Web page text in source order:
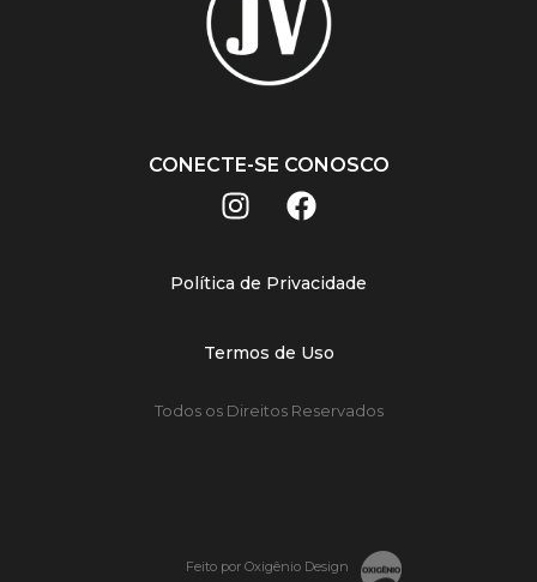
CONECTE-SE CONOSCO
Política de Privacidade
Termos de Uso
Todos os Direitos Reservados
Feito por Oxigênio Design